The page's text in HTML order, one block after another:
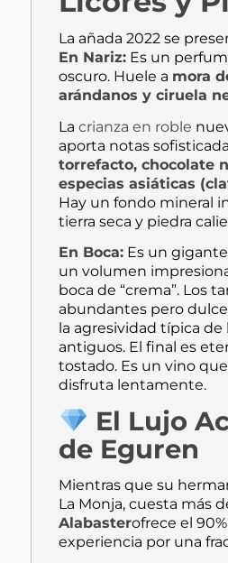
La añada 2022 se
En Nariz: Es un
oscuro. Huele a mora
arándanos y ciruela
Lacrianza en roble
aporta notas
torrefacto, chocolate
especias asiáticas
Hay un fondo mineral
tierra seca y piedra
En Boca: Es un
un volumen
boca de “crema”. Los
abundantes pero
la agresividad típica de
antiguos. El final es
tostado. Es un vino
disfruta lentamente.
El Lujo
de Eguren
Mientras que su
La Monja, cuesta más
Alabasterofrece el
experiencia por una